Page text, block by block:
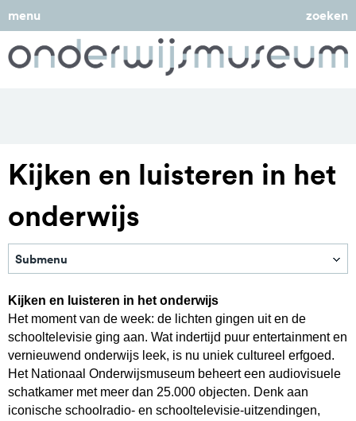
menu zoeken
Kijken en luisteren in het
onderwijs
Submenu
Materiaal schenken
Bruiklenen
Beeld aanvragen
Onderzoek doen
Kijken en luisteren in het onderwijs
Het moment van de week: de lichten gingen uit en de
schooltelevisie ging aan. Wat indertijd puur entertainment en
vernieuwend onderwijs leek, is nu uniek cultureel erfgoed.
Het Nationaal Onderwijsmuseum beheert een audiovisuele
schatkamer met meer dan 25.000 objecten. Denk aan
iconische schoolradio- en schooltelevisie-uitzendingen,